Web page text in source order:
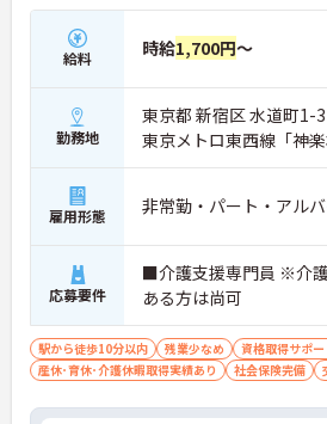
給料 時給1,700円～
勤務地
東京都 新宿区 水道町1-3
東京メトロ東西線「神
雇用形態 非常勤・パート・アル
応募要件
■介護支援専門員 ※介
ある方は尚可
駅から徒歩10分以内 残業少なめ 資格取得サポー
産休･育休･介護休暇取得実績あり
社会保険完備